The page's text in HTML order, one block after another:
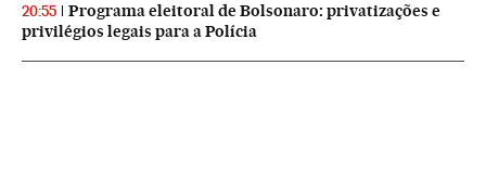
20:55
Programa eleitoral de Bolsonaro: privatizações e
privilégios legais para a Polícia